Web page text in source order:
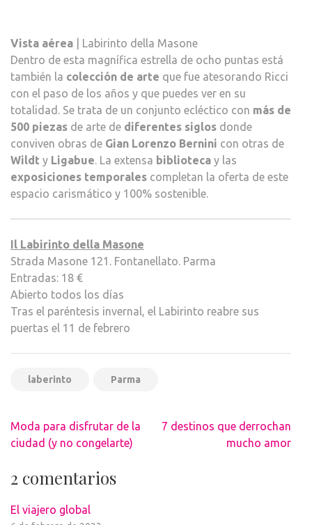
Vista aérea | Labirinto della Masone
Dentro de esta magnífica estrella de ocho puntas está
también la colección de arte que fue atesorando Ricci
con el paso de los años y que puedes ver en su
totalidad. Se trata de un conjunto ecléctico con más de
500 piezas de arte de diferentes siglos donde
conviven obras de Gian Lorenzo Bernini con otras de
Wildt y Ligabue. La extensa biblioteca y las
exposiciones temporales completan la oferta de este
espacio carismático y 100% sostenible.
Il Labirinto della Masone
Strada Masone 121. Fontanellato. Parma
Entradas: 18 €
Abierto todos los días
Tras el paréntesis invernal, el Labirinto reabre sus
puertas el 11 de febrero
laberinto Parma
Navegación
de
Moda para disfrutar de la
ciudad (y no congelarte)
7 destinos que derrochan
mucho amor
2 comentarios
El viajero global